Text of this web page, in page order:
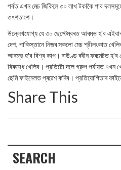
পর্বত এখন মেচ জিকিলে ৩০ লাখ টকাকৈ পাব
৩৭শতাংশ।
উল্লেখযোগ্য যে ৩০ ছেপ্টেম্বৰত আৰম্ভ হ'ব
দেশ, পাকিস্তানে নিজৰ সকলো মেচ শ্রীলংকাত
আৰম্ভ হ'ব বিশ্ব কাপ। ৰাউণ্ড ৰবীন ফৰমেটত হ'ব
বিৰুদ্ধে খেলিব। প্রতিটো দলে গ্রুপ পর্যায়ত ৭খন
ছেমি ফাইনেলত প্ৰৱেশ কৰিব। প্রতিযোগিতাৰ
Share This
SEARCH